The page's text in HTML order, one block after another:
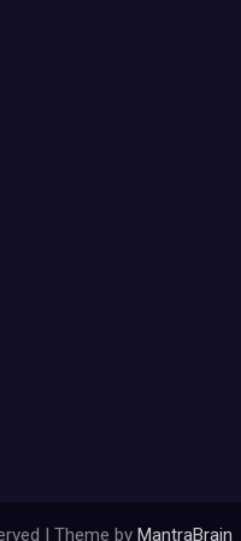
| Theme by MantraBrain